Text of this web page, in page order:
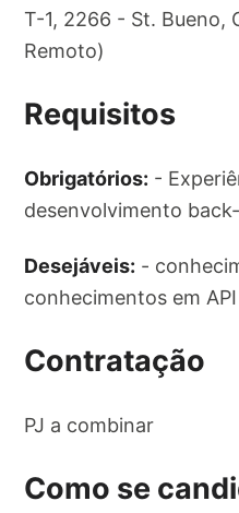
T-1, 2266 - St. Bueno,
Remoto)
Requisitos
Obrigatórios: -
desenvolvimento
Desejáveis: -
conhecimentos em
Contratação
PJ a combinar
Como se